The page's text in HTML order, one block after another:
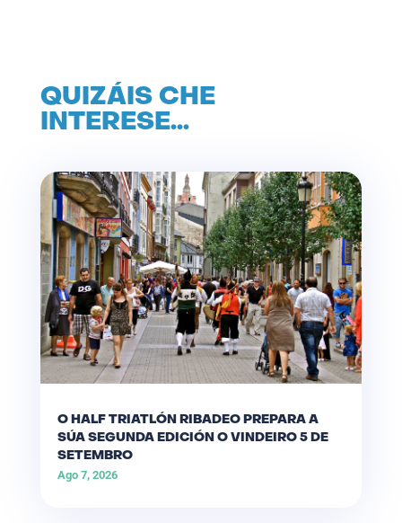
QUIZÁIS CHE
INTERESE…
O HALF TRIATLÓN RIBADEO PREPARA A
SÚA SEGUNDA EDICIÓN O VINDEIRO 5 DE
SETEMBRO
Ago 7, 2026